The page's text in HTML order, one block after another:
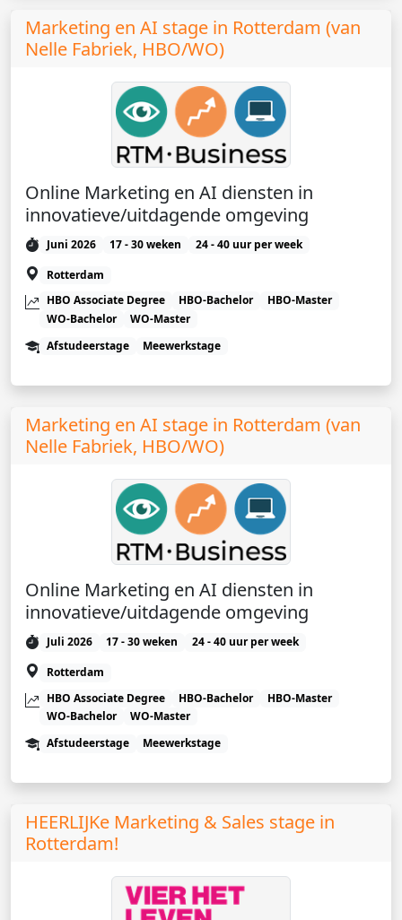
Marketing en AI stage in Rotterdam (van
Nelle Fabriek, HBO/WO)
Online Marketing en AI diensten in
innovatieve/uitdagende omgeving
Juni 2026 17 - 30 weken
24 - 40 uur per week
Rotterdam
HBO Associate Degree
HBO-Bachelor
HBO-Master
WO-Bachelor
WO-Master
Afstudeerstage
Meewerkstage
Marketing en AI stage in Rotterdam (van
Nelle Fabriek, HBO/WO)
Online Marketing en AI diensten in
innovatieve/uitdagende omgeving
Juli 2026 17 - 30 weken
24 - 40 uur per week
Rotterdam
HBO Associate Degree
HBO-Bachelor
HBO-Master
WO-Bachelor
WO-Master
Afstudeerstage
Meewerkstage
HEERLIJKe Marketing & Sales stage in
Rotterdam!